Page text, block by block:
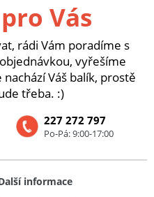
Vás
rádi Vám poradíme s
vyřešíme
Váš balík, prostě
třeba. :)
227 272 797
Po-Pá: 9:00-17:00
informace